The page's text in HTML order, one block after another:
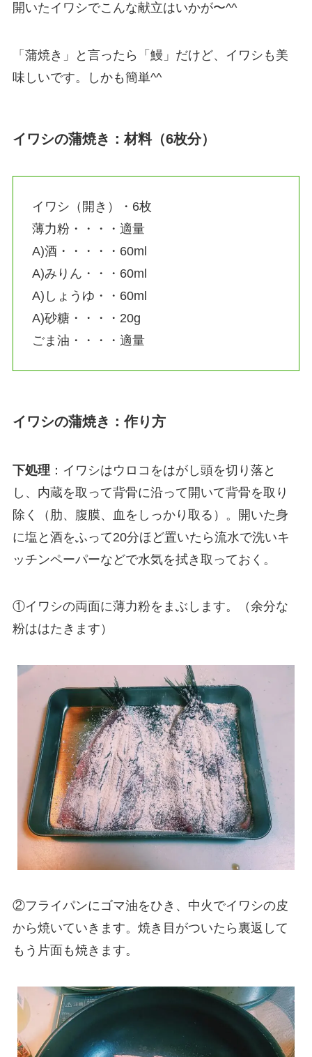
開いたイワシでこんな献立はいかが〜^^
「蒲焼き」と言ったら「鰻」だけど、イワシも美
味しいです。しかも簡単^^
イワシの蒲焼き：材料（6枚分）
イワシ（開き）・6枚
薄力粉・・・・適量
A)酒・・・・・60ml
A)みりん・・・60ml
A)しょうゆ・・60ml
A)砂糖・・・・20g
ごま油・・・・適量
イワシの蒲焼き：作り方
下処理 ：イワシはウロコをはがし頭を切り落と
し、内蔵を取って背骨に沿って開いて背骨を取り
除く（肋、腹膜、血をしっかり取る）。開いた身
に塩と酒をふって20分ほど置いたら流水で洗いキ
ッチンペーパーなどで水気を拭き取っておく。
①イワシの両面に薄力粉をまぶします。（余分な
粉ははたきます）
②フライパンにゴマ油をひき、中火でイワシの皮
から焼いていきます。焼き目がついたら裏返して
もう片面も焼きます。